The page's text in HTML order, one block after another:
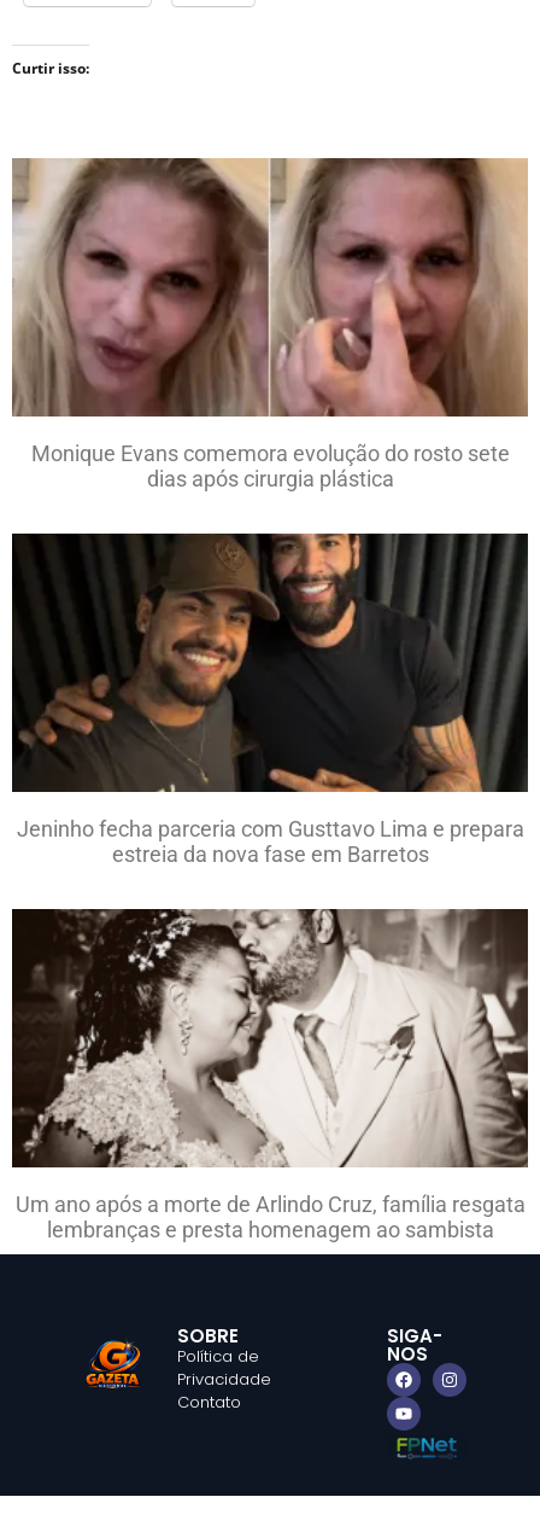
Curtir isso:
Monique Evans comemora evolução do rosto sete
dias após cirurgia plástica
Jeninho fecha parceria com Gusttavo Lima e prepara
estreia da nova fase em Barretos
Um ano após a morte de Arlindo Cruz, família resgata
lembranças e presta homenagem ao sambista
SOBRE
Política de
Privacidade
Contato
SIGA-
NOS